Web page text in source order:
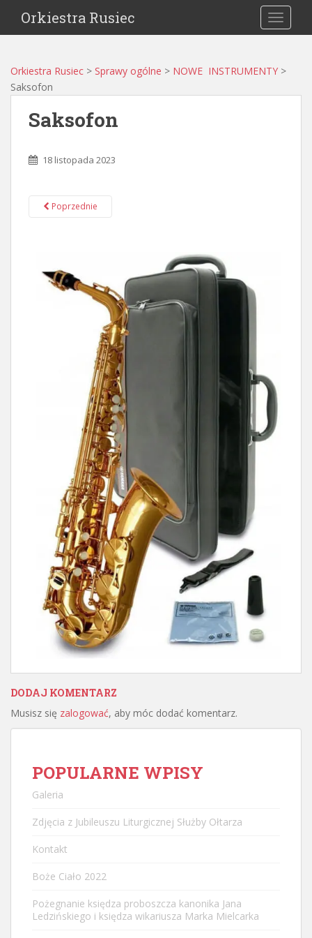
Orkiestra Rusiec
Orkiestra Rusiec > Sprawy ogólne > NOWE INSTRUMENTY >
Saksofon
Saksofon
18 listopada 2023
Poprzednie
DODAJ KOMENTARZ
Musisz się zalogować, aby móc dodać komentarz.
POPULARNE WPISY
Galeria
Zdjęcia z Jubileuszu Liturgicznej Służby Ołtarza
Kontakt
Boże Ciało 2022
Pożegnanie księdza proboszcza kanonika Jana
Ledzińskiego i księdza wikariusza Marka Mielcarka